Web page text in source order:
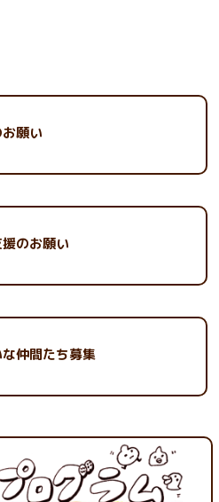
願い
のお願い
仲間たち募集